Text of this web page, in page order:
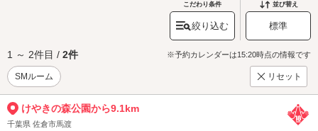
こだわり条件
絞り込む
並び替え
標準
1 ～ 2件目 / 2件 ※予約カレンダーは15:20時点の情報です
SMルーム リセット
けやきの森公園から9.1km
千葉県 佐倉市馬渡